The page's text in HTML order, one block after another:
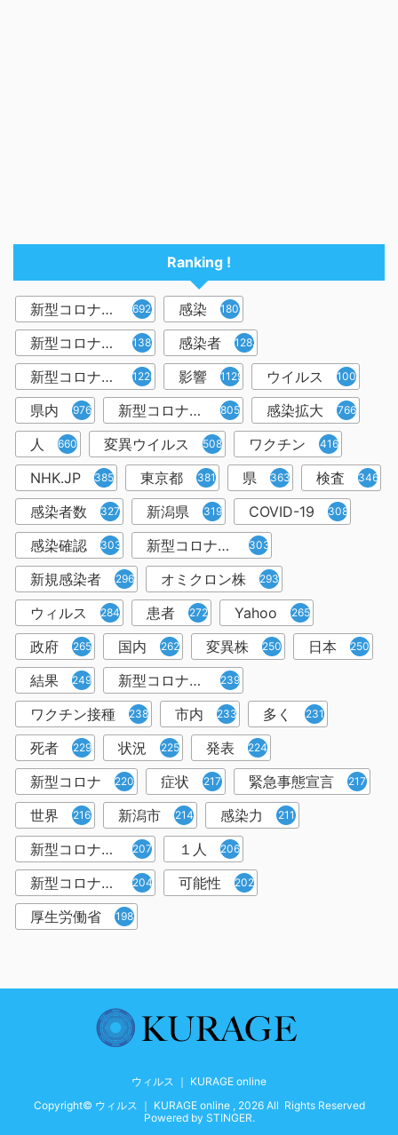
Ranking !
新型コロナウイルス 6921 感染 1809
新型コロナウィルス 1382 感染者 1283
新型コロナウイルス感染症 1226 影響 1129 ウイルス 1001
県内 976 新型コロナウイルス感染 805 感染拡大 766
人 660 変異ウイルス 508 ワクチン 416
NHK.JP 385 東京都 381 県 363 検査 346
感染者数 327 新潟県 319 COVID-19 308
感染確認 303 新型コロナウィルス感染症 303
新規感染者 296 オミクロン株 293
ウィルス 284 患者 272 Yahoo 265
政府 265 国内 262 変異株 250 日本 250
結果 249 新型コロナウイルスワクチン 239
ワクチン接種 238 市内 233 多く 231
死者 229 状況 225 発表 224
新型コロナ 220 症状 217 緊急事態宣言 217
世界 216 新潟市 214 感染力 211
新型コロナウイルス感染者 207 １人 206
新型コロナウイルス対策 204 可能性 202
厚生労働省 198
ウィルス ｜ KURAGE online
Copyright© ウィルス ｜ KURAGE online , 2026 All Rights Reserved
Powered by STINGER.